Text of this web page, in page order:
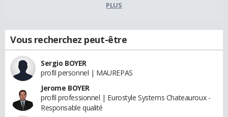
PLUS
Vous recherchez peut-être
Sergio BOYER
profil personnel | MAUREPAS
Jerome BOYER
profil professionnel | Eurostyle Systems Chateauroux -
Responsable qualité